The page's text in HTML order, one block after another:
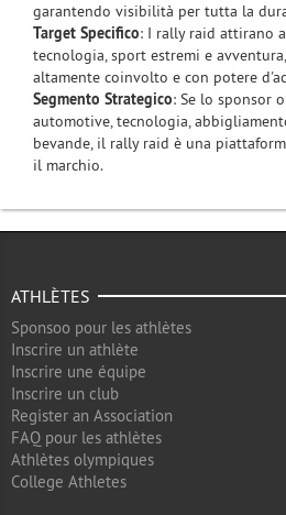
garantendo visibilità per tutta la
Target Specifico: I rally raid attirano
tecnologia, sport estremi e
altamente coinvolto e con potere
Segmento Strategico: Se lo sponsor
automotive, tecnologia,
bevande, il rally raid è una
il marchio.
ATHLÈTES
Sponsoo pour les athlètes
Inscrire un athlète
Inscrire une équipe
Inscrire un club
Register an Association
FAQ pour les athlètes
Athlètes olympiques
College Athletes